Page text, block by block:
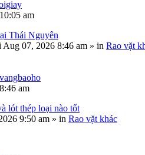
am
Thái Nguyên
Aug 07, 2026 8:46 am » in Rao vặt
am
lót thép loại nào tốt
9:50 am » in Rao vặt khác